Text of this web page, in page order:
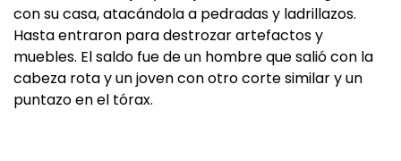
con su casa, atacándola a pedradas y ladrillazos.
Hasta entraron para destrozar artefactos y
muebles. El saldo fue de un hombre que salió con la
cabeza rota y un joven con otro corte similar y un
puntazo en el tórax.